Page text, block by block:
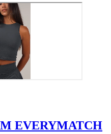
EVERYMATCH